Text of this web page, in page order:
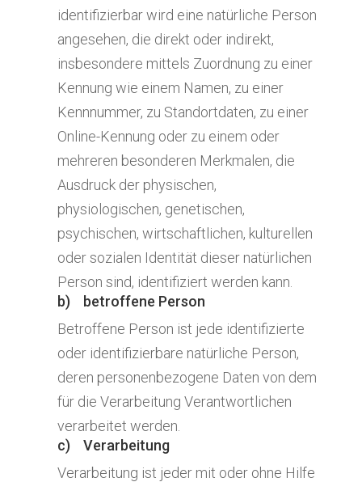
identifizierbar wird eine natürliche Person
angesehen, die direkt oder indirekt,
insbesondere mittels Zuordnung zu einer
Kennung wie einem Namen, zu einer
Kennnummer, zu Standortdaten, zu einer
Online-Kennung oder zu einem oder
mehreren besonderen Merkmalen, die
Ausdruck der physischen,
physiologischen, genetischen,
psychischen, wirtschaftlichen, kulturellen
oder sozialen Identität dieser natürlichen
Person sind, identifiziert werden kann.
b) betroffene Person
Betroffene Person ist jede identifizierte
oder identifizierbare natürliche Person,
deren personenbezogene Daten von dem
für die Verarbeitung Verantwortlichen
verarbeitet werden.
c) Verarbeitung
Verarbeitung ist jeder mit oder ohne Hilfe